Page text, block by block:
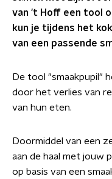
van 't Hoff een tool
kun je tijdens het
van een passende
De tool "smaakpupil"
door het verlies van
van hun eten.
Doormiddel van een
aan de haal met jouw
op basis van een